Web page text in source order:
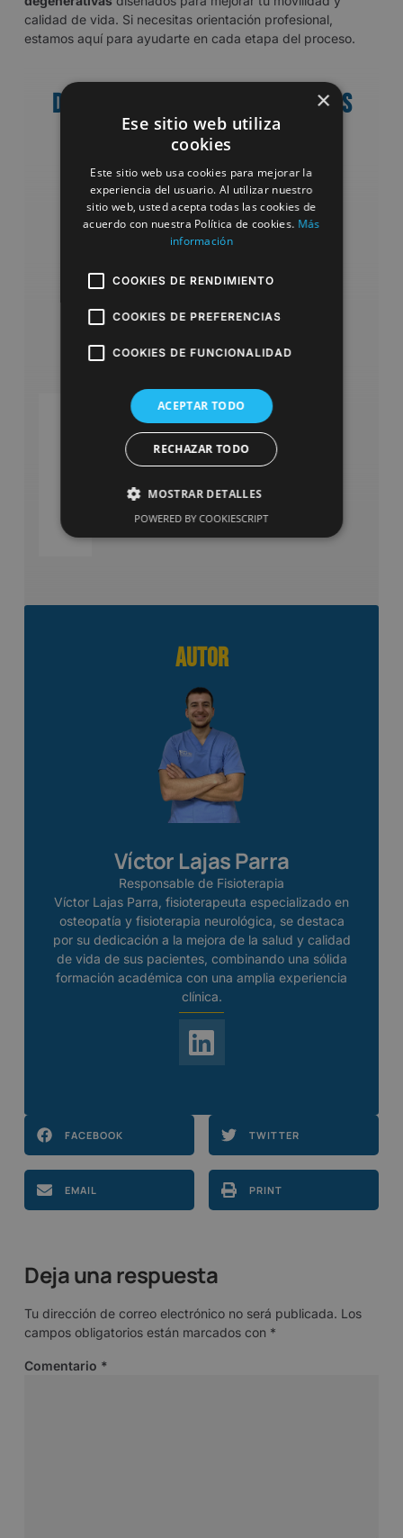
calidad de vida. Si necesitas orientación profesional,
estamos aquí para ayudarte en cada etapa del proceso.
Descubre como tratamos algunas
de estas patologías
Fisioterapia
Degenerativas
Autor
Víctor Lajas Parra
Responsable de Fisioterapia
Víctor Lajas Parra, fisioterapeuta especializado en
osteopatía y fisioterapia neurológica, se destaca
por su dedicación a la mejora de la salud y calidad
de vida de sus pacientes, combinando una sólida
formación académica con una amplia experiencia
clínica.
FACEBOOK TWITTER
EMAIL PRINT
Deja una respuesta
Tu dirección de correo electrónico no será publicada. Los
campos obligatorios están marcados con *
Comentario *
×
Ese sitio web utiliza
cookies
Este sitio web usa cookies para mejorar la
experiencia del usuario. Al utilizar nuestro
sitio web, usted acepta todas las cookies de
acuerdo con nuestra Política de cookies. Más
información
COOKIES DE RENDIMIENTO
COOKIES DE PREFERENCIAS
COOKIES DE FUNCIONALIDAD
ACEPTAR TODO
RECHAZAR TODO
MOSTRAR DETALLES
POWERED BY COOKIESCRIPT